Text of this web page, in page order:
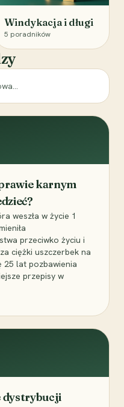
Windykacja i długi
5 poradników
karnym
weszła w życie 1
przeciwko życiu i
ciężki uszczerbek na
25 lat pozbawienia
przepisy w
dystrybucji